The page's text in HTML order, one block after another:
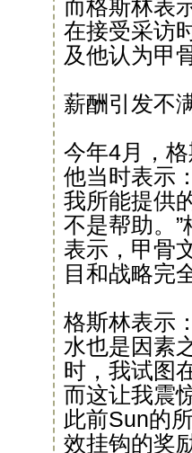
而格斯林表
在接受采访
及他认为甲
薪酬引发不
今年4月，
他当时表示
我所能提供
不是帮助。
表示，甲骨
目和战略完
格斯林表示
水也是因素
时，我试图
而这让我震
此前Sun的
效挂钩的奖